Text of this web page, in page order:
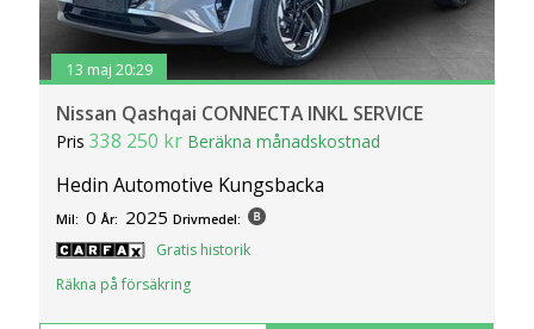
13 maj 20:29
Nissan Qashqai CONNECTA INKL SERVICE
Pris338 250 kr Beräkna månadskostnad
Hedin Automotive Kungsbacka
Mil: 0 År: 2025 Drivmedel:
Gratis historik
Räkna på försäkring